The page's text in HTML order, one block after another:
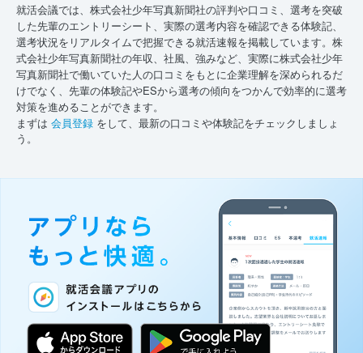
就活会議では、株式会社少年写真新聞社の評判や口コミ、選考を突破
した先輩のエントリーシート、実際の選考内容を確認できる体験記、
選考状況をリアルタイムで把握できる就活速報を掲載しています。株
式会社少年写真新聞社の年収、社風、強みなど、実際に株式会社少年
写真新聞社で働いていた人の口コミをもとに企業理解を深められるだ
けでなく、先輩の体験記やESから選考の傾向をつかんで効率的に選考
対策を進めることができます。
まずは 会員登録 をして、最新の口コミや体験記をチェックしましょ
う。